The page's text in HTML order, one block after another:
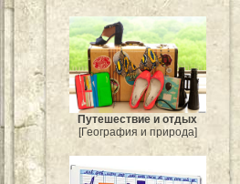
Путешествие и отдых
[География и природа]